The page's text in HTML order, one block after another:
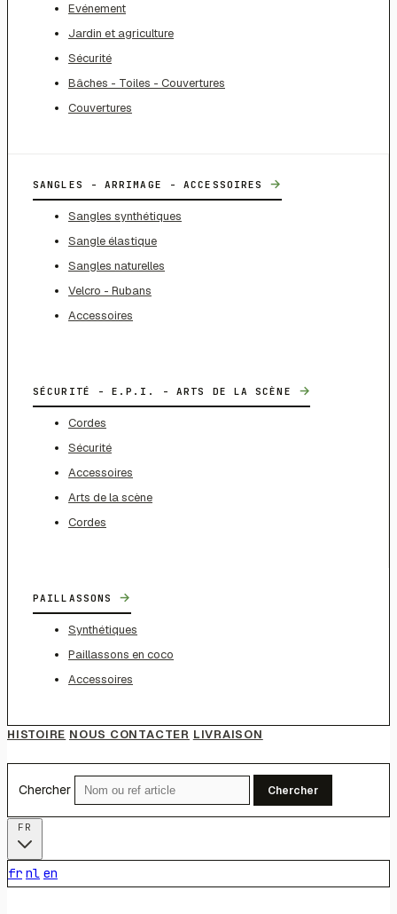
Evénement
Jardin et agriculture
Sécurité
Bâches - Toiles - Couvertures
Couvertures
SANGLES - ARRIMAGE - ACCESSOIRES →
Sangles synthétiques
Sangle élastique
Sangles naturelles
Velcro - Rubans
Accessoires
SÉCURITÉ - E.P.I. - ARTS DE LA SCÈNE →
Cordes
Sécurité
Accessoires
Arts de la scène
Cordes
PAILLASSONS →
Synthétiques
Paillassons en coco
Accessoires
HISTOIRE NOUS CONTACTER LIVRAISON
Chercher Chercher
fr nl en